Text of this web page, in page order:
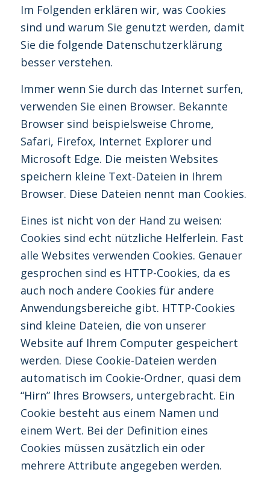
Im Folgenden erklären wir, was Cookies
sind und warum Sie genutzt werden, damit
Sie die folgende Datenschutzerklärung
besser verstehen.
Immer wenn Sie durch das Internet surfen,
verwenden Sie einen Browser. Bekannte
Browser sind beispielsweise Chrome,
Safari, Firefox, Internet Explorer und
Microsoft Edge. Die meisten Websites
speichern kleine Text-Dateien in Ihrem
Browser. Diese Dateien nennt man Cookies.
Eines ist nicht von der Hand zu weisen:
Cookies sind echt nützliche Helferlein. Fast
alle Websites verwenden Cookies. Genauer
gesprochen sind es HTTP-Cookies, da es
auch noch andere Cookies für andere
Anwendungsbereiche gibt. HTTP-Cookies
sind kleine Dateien, die von unserer
Website auf Ihrem Computer gespeichert
werden. Diese Cookie-Dateien werden
automatisch im Cookie-Ordner, quasi dem
“Hirn” Ihres Browsers, untergebracht. Ein
Cookie besteht aus einem Namen und
einem Wert. Bei der Definition eines
Cookies müssen zusätzlich ein oder
mehrere Attribute angegeben werden.